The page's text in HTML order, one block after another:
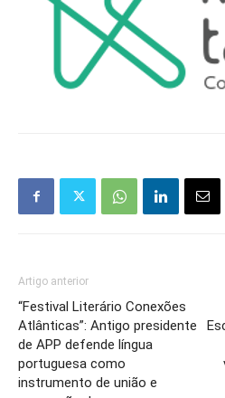
Artigo anterior
“Festival Literário Conexões
Atlânticas”: Antigo presidente
de APP defende língua
portuguesa como
instrumento de união e